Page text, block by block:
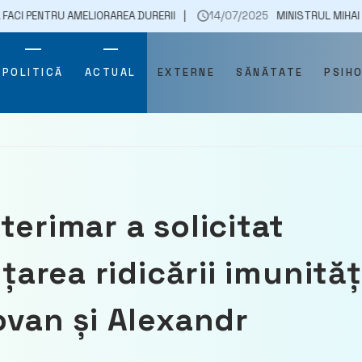
DURERII 14/07/2025 MINISTRUL MIHAI POPȘOI – ÎN
POLITICĂ ACTUAL EXTERNE SĂNĂTATE
a solicitat
ridicării
și Alexandr